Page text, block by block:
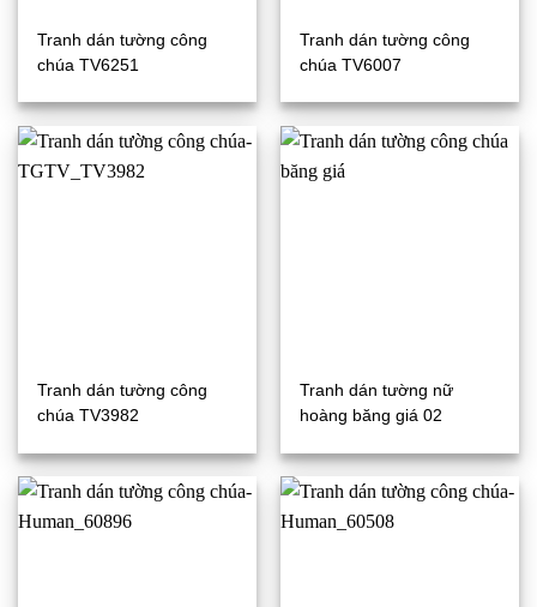
Tranh dán tường công
chúa TV6251
Tranh dán tường công
chúa TV6007
Tranh dán tường công
chúa TV3982
Tranh dán tường nữ
hoàng băng giá 02